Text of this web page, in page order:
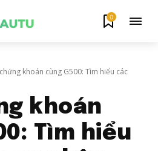
0
khoán cùng G500: Tìm hiểu các
khoán
Tìm hiểu